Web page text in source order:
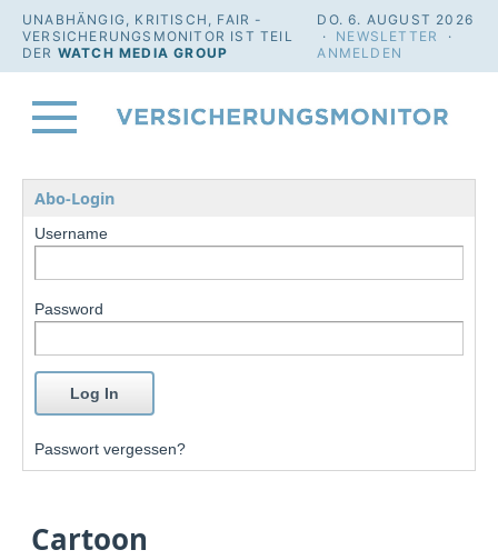
UNABHÄNGIG, KRITISCH, FAIR -
VERSICHERUNGSMONITOR IST TEIL
DER WATCH MEDIA GROUP
DO. 6. AUGUST 2026
· NEWSLETTER
·
ANMELDEN
Abo-Login
Username
Password
Passwort vergessen?
Cartoon